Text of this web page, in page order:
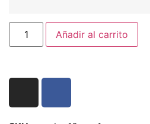
Añadir al carrito